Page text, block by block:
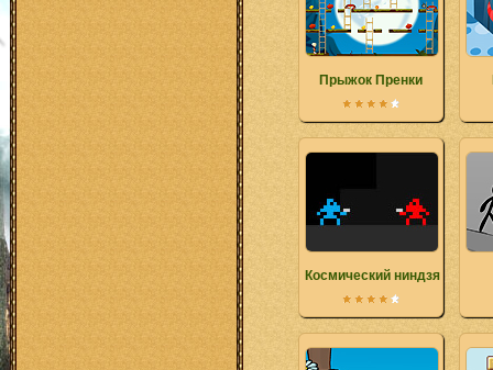
Прыжок Пренки
Космический ниндзя